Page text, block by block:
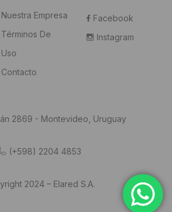
Nuestra Empresa
Términos De
Uso
Contacto
Facebook
Instagram
2869 - Montevideo, Uruguay
(+598) 2204 4853
2024 – Elared S.A.